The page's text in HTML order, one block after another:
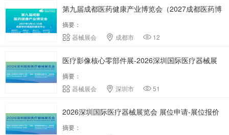
第九届成都医药健康产业博览会（2027成都医药博
览会）
摘要：
器械展会
成都市 12
医疗影像核心零部件展-2026深圳国际医疗器械展
会
摘要：
器械展会
深圳市 51
2026深圳国际医疗器械展览会 展位申请-展位报价
摘要：